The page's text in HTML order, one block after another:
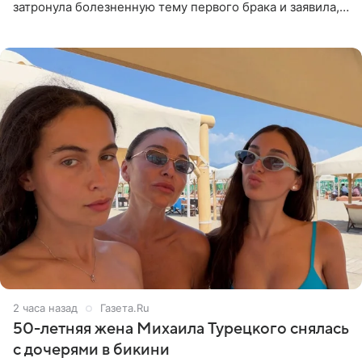
затронула болезненную тему первого брака и заявила,
2 часа назад Газета.Ru
50-летняя жена Михаила Турецкого снялась
с дочерями в бикини